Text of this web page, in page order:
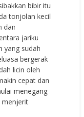
bibir itu
tonjolan kecil
dan
jariku
yang sudah
bergerak
licin oleh
cepat dan
menegang
menjerit